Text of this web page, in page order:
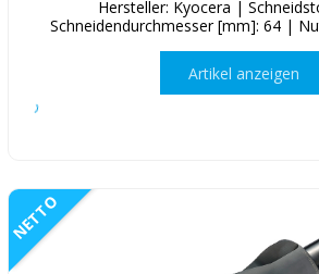
Hersteller: Kyocera |
Schneidendurchmesser [mm]: 64 |
Artikel anzeigen
NETTO